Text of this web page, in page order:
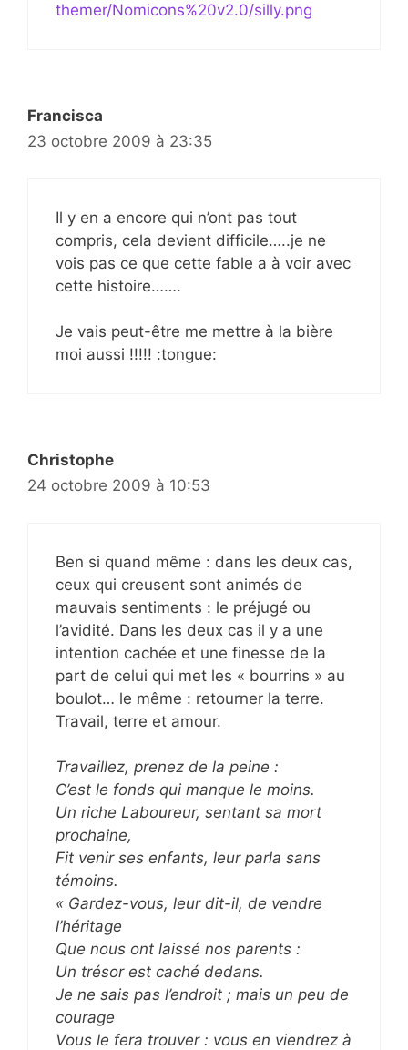
themer/Nomicons%20v2.0/silly.png
Francisca
23 octobre 2009 à 23:35
Il y en a encore qui n’ont pas tout
compris, cela devient difficile…..je ne
vois pas ce que cette fable a à voir avec
cette histoire…….
Je vais peut-être me mettre à la bière
moi aussi !!!!! :tongue:
Christophe
24 octobre 2009 à 10:53
Ben si quand même : dans les deux cas,
ceux qui creusent sont animés de
mauvais sentiments : le préjugé ou
l’avidité. Dans les deux cas il y a une
intention cachée et une finesse de la
part de celui qui met les « bourrins » au
boulot… le même : retourner la terre.
Travail, terre et amour.
Travaillez, prenez de la peine :
C’est le fonds qui manque le moins.
Un riche Laboureur, sentant sa mort
prochaine,
Fit venir ses enfants, leur parla sans
témoins.
« Gardez-vous, leur dit-il, de vendre
l’héritage
Que nous ont laissé nos parents :
Un trésor est caché dedans.
Je ne sais pas l’endroit ; mais un peu de
courage
Vous le fera trouver : vous en viendrez à